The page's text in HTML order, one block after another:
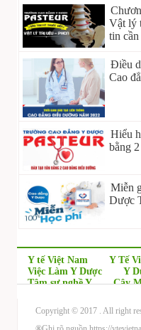
Vật lý
tin
Điều
Cao
Hiểu
bằng
Miễn
Dược
Y tế Việt Nam Y Tế
Việc Làm Y Dược
Y
Tâm sự nghề Y
Cây
Copyright © 2017
. All right